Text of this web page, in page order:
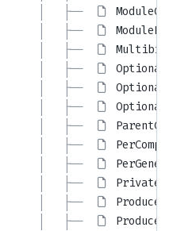
│   ├──
│   ├──
│   ├──
│   ├──
│   ├──
│   ├──
│   ├──
│   ├──
│   ├──
│   ├──
│   ├──
│   ├──